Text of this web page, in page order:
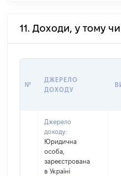
11. Доходи, у тому
№
ДЖЕРЕЛО
ДОХОДУ
Джерело
доходу:
Юридична
особа,
зареєстрована
в Україні